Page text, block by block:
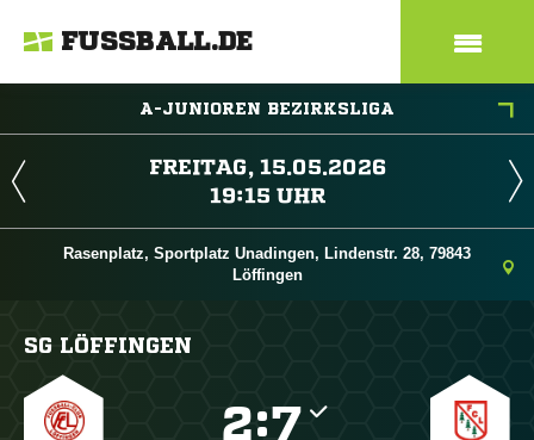
FUSSBALL.DE
A-JUNIOREN BEZIRKSLIGA
 
 
Rasenplatz, Sportplatz Unadingen, Lindenstr. 28, 79843
Löffingen
SG LÖFFINGEN
: